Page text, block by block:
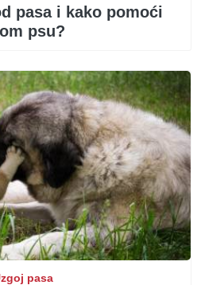
pasa i kako pomoći
psu?
pasa